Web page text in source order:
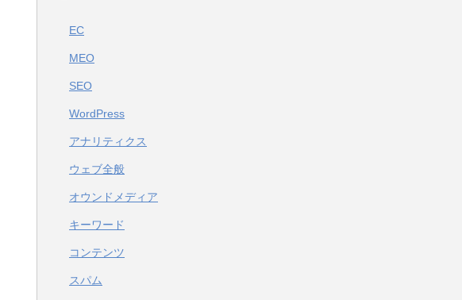
EC
MEO
SEO
WordPress
アナリティクス
ウェブ全般
オウンドメディア
キーワード
コンテンツ
スパム